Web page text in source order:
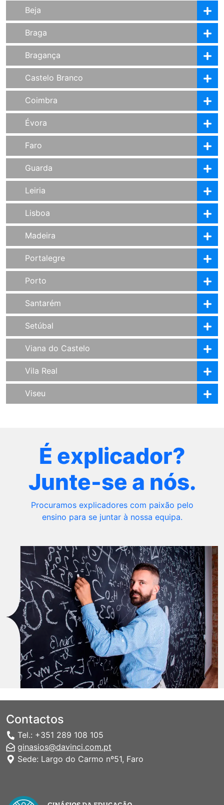
Beja
Braga
Bragança
Castelo Branco
Coimbra
Évora
Faro
Guarda
Leiria
Lisboa
Madeira
Portalegre
Porto
Santarém
Setúbal
Viana do Castelo
Vila Real
Viseu
É explicador?
Junte-se a nós.
Procuramos explicadores com paixão pelo
ensino para se juntar à nossa equipa.
Contactos
Tel.: +351 289 108 105
ginasios@davinci.com.pt
Sede: Largo do Carmo nº51, Faro